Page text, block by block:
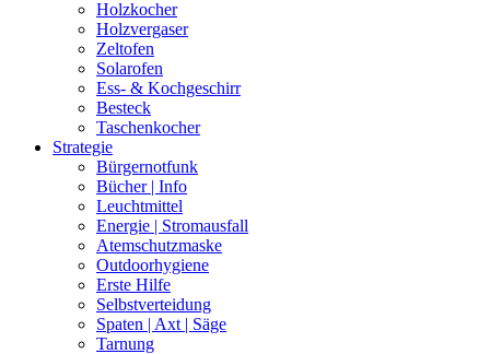
Holzkocher
Holzvergaser
Zeltofen
Solarofen
Ess- & Kochgeschirr
Besteck
Taschenkocher
Strategie
Bürgernotfunk
Bücher | Info
Leuchtmittel
Energie | Stromausfall
Atemschutzmaske
Outdoorhygiene
Erste Hilfe
Selbstverteidung
Spaten | Axt | Säge
Tarnung